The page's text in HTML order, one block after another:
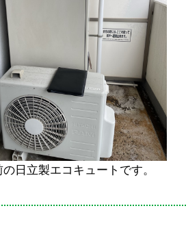
日立製エコキュートです。